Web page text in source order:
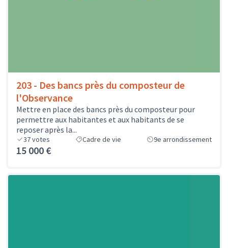
203 - Des bancs près du composteur de
l'Observance
Mettre en place des bancs près du composteur pour
permettre aux habitantes et aux habitants de se
reposer après la...
37votes Cadre de vie 9e arrondissement
15 000 €